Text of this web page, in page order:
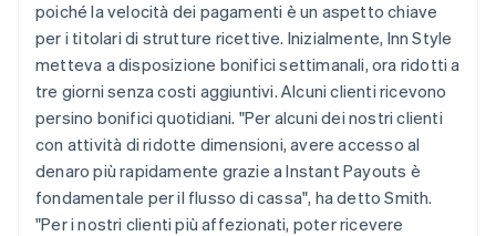
poiché la velocità dei pagamenti è un aspetto chiave
per i titolari di strutture ricettive. Inizialmente, Inn Style
metteva a disposizione bonifici settimanali, ora ridotti a
tre giorni senza costi aggiuntivi. Alcuni clienti ricevono
persino bonifici quotidiani. "Per alcuni dei nostri clienti
con attività di ridotte dimensioni, avere accesso al
denaro più rapidamente grazie a Instant Payouts è
fondamentale per il flusso di cassa", ha detto Smith.
"Per i nostri clienti più affezionati, poter ricevere